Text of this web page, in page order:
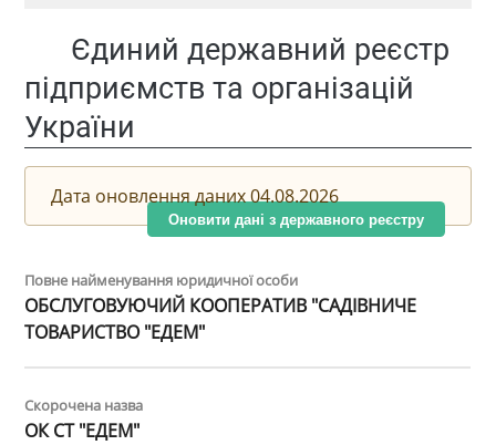
Єдиний державний реєстр
підприємств та організацій
України
Дата оновлення даних 04.08.2026
Оновити дані з державного реєстру
Повне найменування юридичної особи
ОБСЛУГОВУЮЧИЙ КООПЕРАТИВ "САДІВНИЧЕ
ТОВАРИСТВО "ЕДЕМ"
Скорочена назва
ОК СТ "ЕДЕМ"